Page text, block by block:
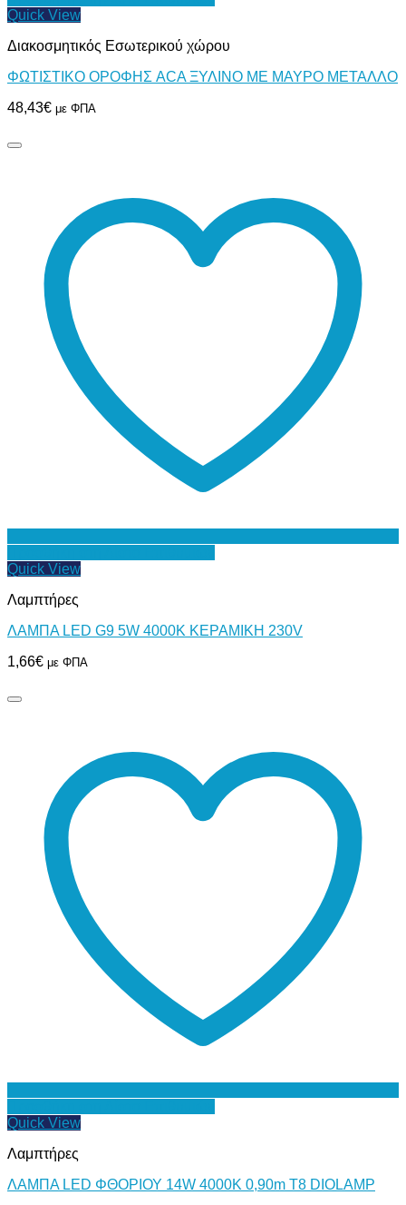
Quick View
Διακοσμητικός Εσωτερικού χώρου
ΦΩΤΙΣΤΙΚΟ ΟΡΟΦΗΣ ACA ΞΥΛΙΝΟ ΜΕ ΜΑΥΡΟ ΜΕΤΑΛΛΟ
48,43€ με ΦΠΑ
Quick View
Λαμπτήρες
ΛΑΜΠΑ LED G9 5W 4000Κ ΚΕΡΑΜΙΚΗ 230V
1,66€ με ΦΠΑ
Quick View
Λαμπτήρες
ΛΑΜΠΑ LED ΦΘΟΡΙΟΥ 14W 4000Κ 0,90m Τ8 DIOLAMP